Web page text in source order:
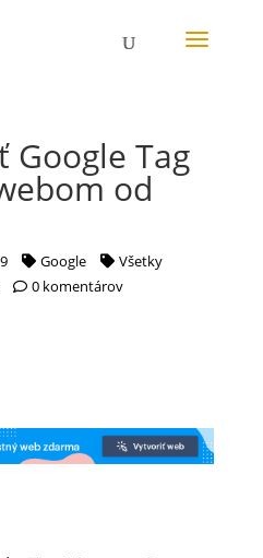
Tag
od
Google
Všetky
0 komentárov